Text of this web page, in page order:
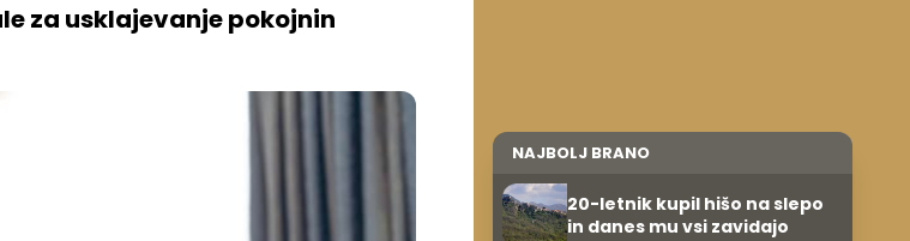
za usklajevanje pokojnin
NAJBOLJ BRANO
20-letnik kupil hišo na slepo
in danes mu vsi zavidajo